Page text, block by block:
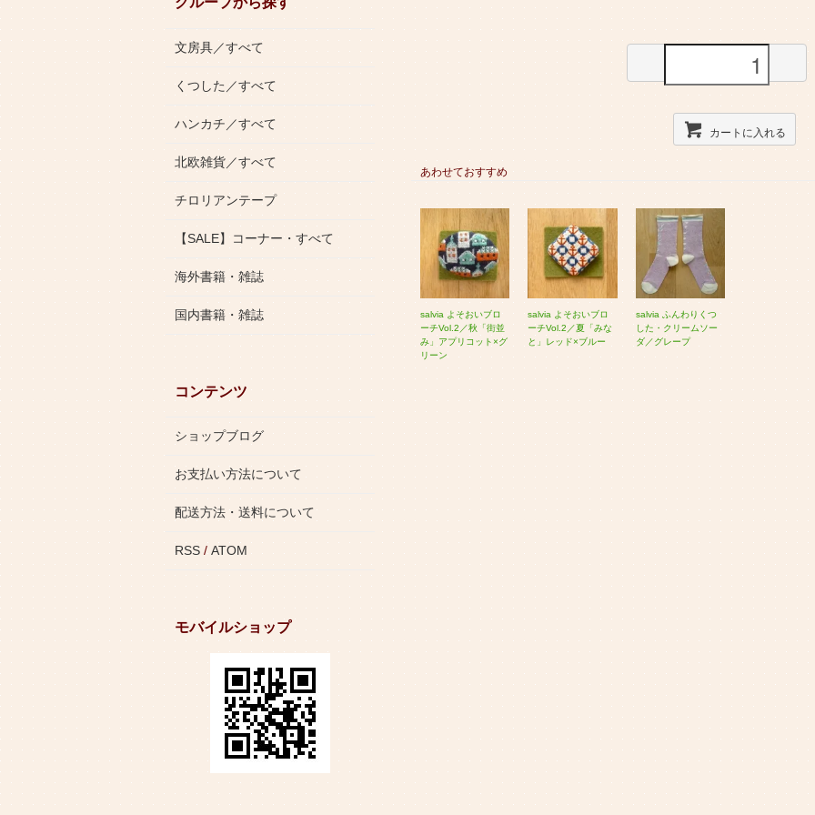
カートに入れる
あわせておすすめ
salvia よそおいブロ
ーチVol.2／秋「街並
み」アプリコット×グ
リーン
salvia よそおいブロ
ーチVol.2／夏「みな
と」レッド×ブルー
salvia ふんわりくつ
した・クリームソー
ダ／グレープ
文房具／すべて
くつした／すべて
ハンカチ／すべて
北欧雑貨／すべて
チロリアンテープ
【SALE】コーナー・すべて
海外書籍・雑誌
国内書籍・雑誌
コンテンツ
ショップブログ
お支払い方法について
配送方法・送料について
RSS /ATOM
モバイルショップ